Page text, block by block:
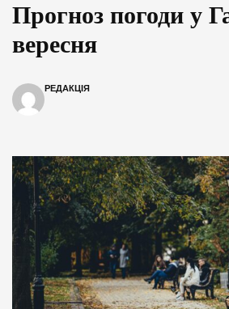
Прогноз погоди у
вересня
РЕДАКЦІЯ